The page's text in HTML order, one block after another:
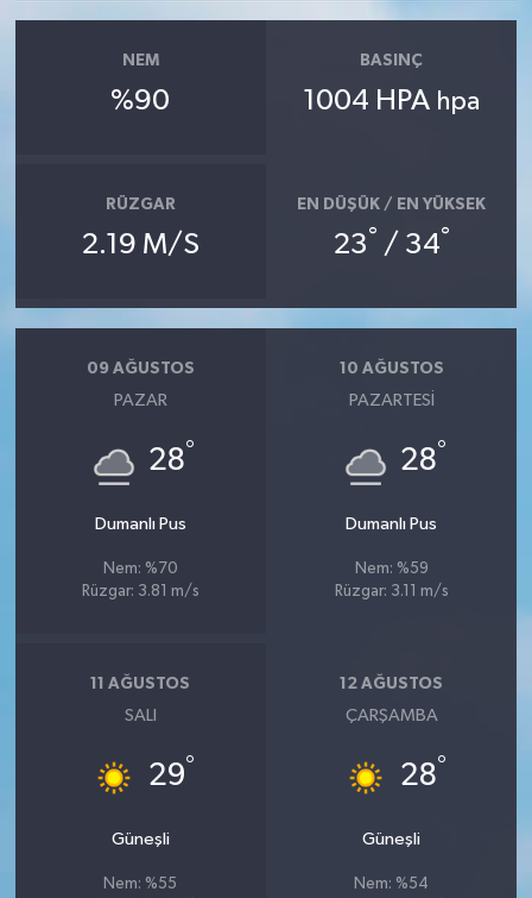
NEM
%90
BASINÇ
1004 HPA hpa
RÜZGAR
2.19 M/S
EN DÜŞÜK / EN YÜKSEK
23° / 34°
09 AĞUSTOS
PAZAR
28°
Dumanlı Pus
Nem: %70
Rüzgar: 3.81 m/s
10 AĞUSTOS
PAZARTESI
28°
Dumanlı Pus
Nem: %59
Rüzgar: 3.11 m/s
11 AĞUSTOS
SALI
29°
Güneşli
Nem: %55
12 AĞUSTOS
ÇARŞAMBA
28°
Güneşli
Nem: %54